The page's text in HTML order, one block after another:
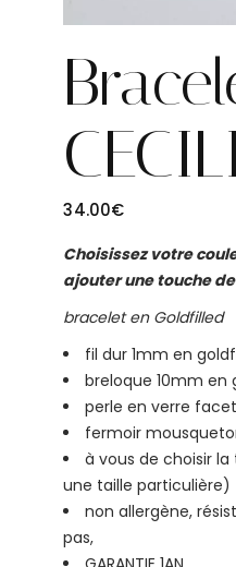
34.00€
Choisissez votre
ajouter une touche
bracelet en Goldfilled
fil dur 1mm en
breloque 10mm en
perle en verre
fermoir
à vous de choisir
une taille particulière)
non allergène,
pas,